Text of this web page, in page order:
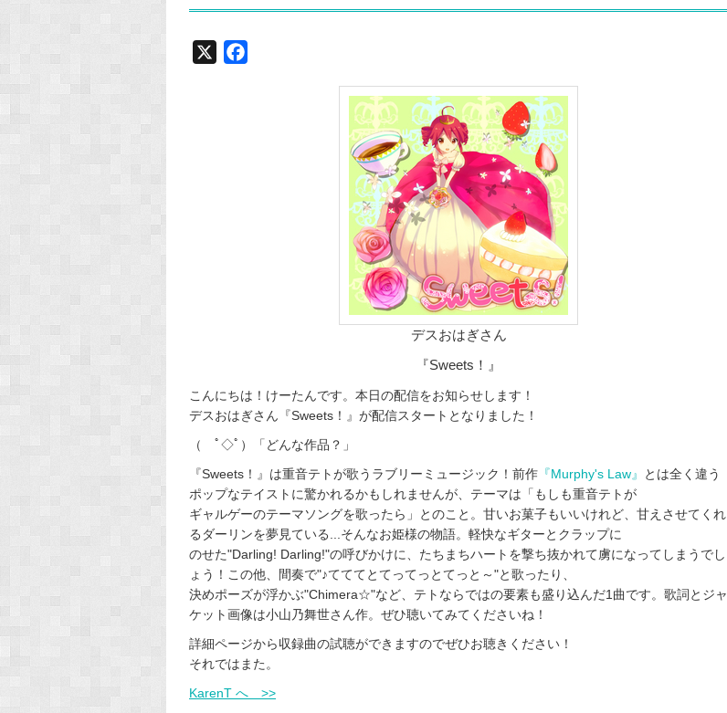
デスおはぎさん
『Sweets！』
こんにちは！けーたんです。本日の配信をお知らせします！
デスおはぎさん『Sweets！』が配信スタートとなりました！
（ ﾟ◇ﾟ）「どんな作品？」
『Sweets！』は重音テトが歌うラブリーミュージック！前作 『Murphy's Law』
とは全く違う
ポップなテイストに驚かれるかもしれませんが、テーマは「もしも重音テトが
ギャルゲーのテーマソングを歌ったら」とのこと。甘いお菓子もいいけれど、甘えさせてくれ
るダーリンを夢見ている...そんなお姫様の物語。軽快なギターとクラップに
のせた"Darling! Darling!"の呼びかけに、たちまちハートを撃ち抜かれて虜になってしまうでし
ょう！この他、間奏で"♪てててとてってっとてっと～"と歌ったり、
決めポーズが浮かぶ"Chimera☆"など、テトならではの要素も盛り込んだ1曲です。歌詞とジャ
ケット画像は小山乃舞世さん作。ぜひ聴いてみてくださいね！
詳細ページから収録曲の試聴ができますのでぜひお聴きください！
それではまた。
KarenT へ >>